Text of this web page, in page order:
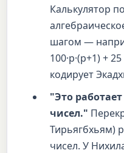
Калькулятор
шагом —
100·p·(p+1) +
кодирует
"Это
чисел."
Тирьягбхьям)
чисел. У